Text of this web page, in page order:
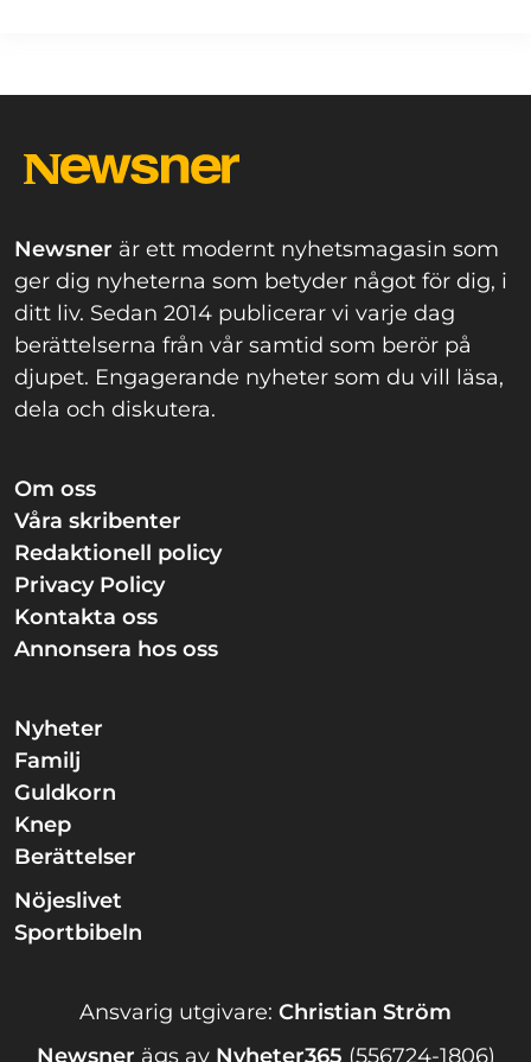
Newsner är ett modernt nyhetsmagasin som
ger dig nyheterna som betyder något för dig, i
ditt liv. Sedan 2014 publicerar vi varje dag
berättelserna från vår samtid som berör på
djupet. Engagerande nyheter som du vill läsa,
dela och diskutera.
Om oss
Våra skribenter
Redaktionell policy
Privacy Policy
Kontakta oss
Annonsera hos oss
Nyheter
Familj
Guldkorn
Knep
Berättelser
Nöjeslivet
Sportbibeln
Ansvarig utgivare: Christian Ström
Newsner ägs av Nyheter365 (556724-1806)